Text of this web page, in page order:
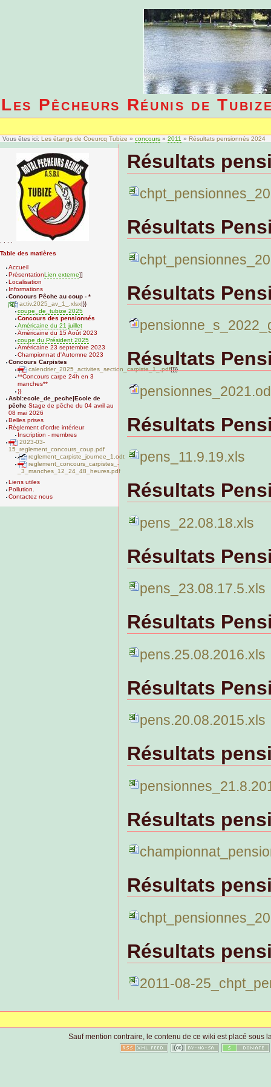
Les Pêcheurs Réunis de
Vous êtes ici: Les étangs de Coeurcq Tubize » concours » 2011 » Résultats pensionnés 2024
Table des matières
Accueil
PrésentationLien externe]]
Localisation
Informations
Concours Pêche au coup - *
activ.2025_av_1_.xlsx |}}
coupe_de_tubize 2025
Concours des pensionnés
Américaine du 21 juillet
Américaine du 15 Août 2023
coupe du Président 2025
Américaine 23 septembre 2023
Championnat d'Automne 2023
Concours Carpistes
calendrier_2025_activites_section_carpiste_1_.pdf|}}}
**Concours carpe 24h en 3
manches**
}}
Asbl:ecole_de_peche|Ecole de
pêche Stage de pêche du 04 avril au
08 mai 2026
Belles prises
Règlement d'ordre intérieur
Inscription - membres
2023-03-
15_reglement_concours_coup.pdf
reglement_carpiste_journee_1.odt
reglement_concours_carpistes_-
_3_manches_12_24_48_heures.pdf
Liens utiles
Pollution.
Contactez nous
Résultats
Résultats
Résultats
Résultats
Résultats
pens_11.9.19.xls
Résultats
pens_22.08.18.xls
Résultats
pens_23.08.17.5.xls
Résultats
pens.25.08.2016.xls
Résultats
pens.20.08.2015.xls
Résultats
Résultats
Résultats
Résultats
2011-08-
Sauf mention contraire, le contenu de ce wiki est placé sous